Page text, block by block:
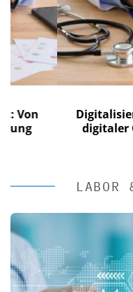
Digitalisierung
digitaler
LABOR